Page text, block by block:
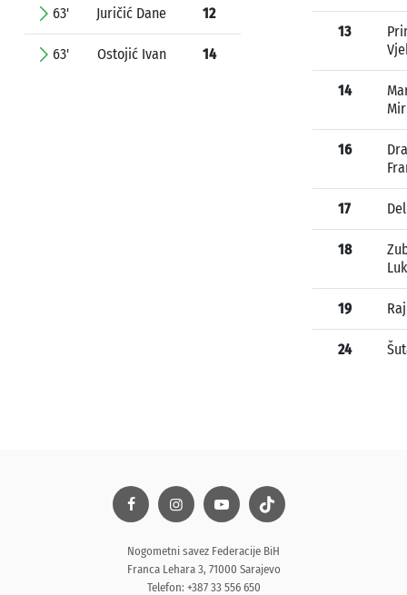
63' Juričić Dane 12
63' Ostojić Ivan 14
13
14
16
17
18
19
24
Nogometni savez Federacije BiH
Franca Lehara 3, 71000 Sarajevo
Telefon: +387 33 556 650